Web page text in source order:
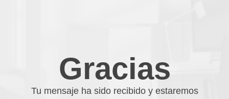
Gracias
Tu mensaje ha sido recibido y estaremos